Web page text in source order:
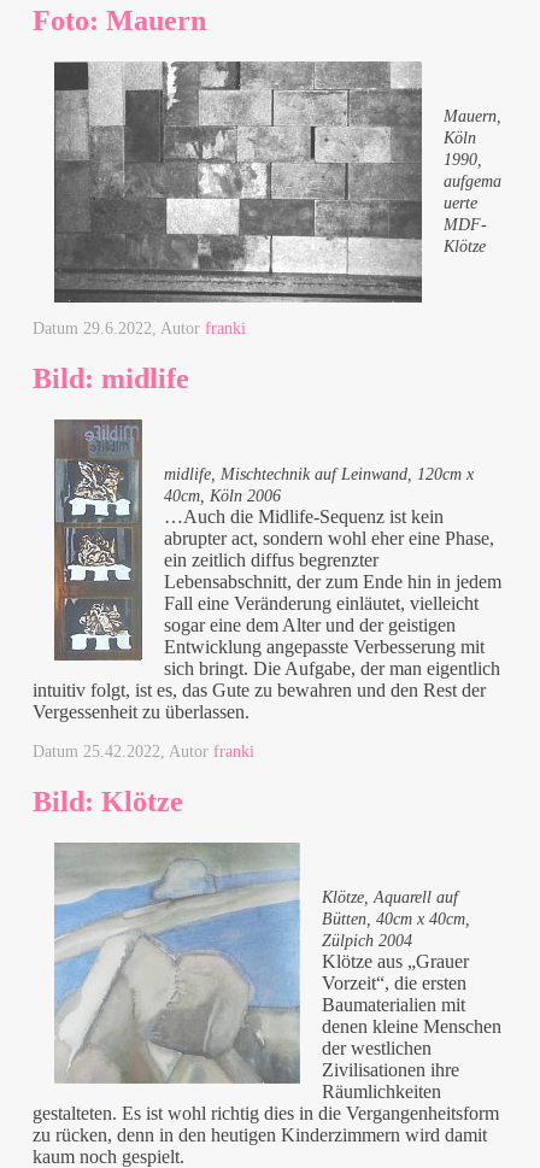
Foto: Mauern
Mauern,
Köln
1990,
aufgema
uerte
MDF-
Klötze
Datum 29.6.2022 , Autorfranki
Bild: midlife
midlife, Mischtechnik auf Leinwand, 120cm x
40cm, Köln 2006
…Auch die Midlife-Sequenz ist kein
abrupter act, sondern wohl eher eine Phase,
ein zeitlich diffus begrenzter
Lebensabschnitt, der zum Ende hin in jedem
Fall eine Veränderung einläutet, vielleicht
sogar eine dem Alter und der geistigen
Entwicklung angepasste Verbesserung mit
sich bringt. Die Aufgabe, der man eigentlich
intuitiv folgt, ist es, das Gute zu bewahren und den Rest der
Vergessenheit zu überlassen.
Datum 25.42.2022 , Autorfranki
Bild: Klötze
Klötze, Aquarell auf
Bütten, 40cm x 40cm,
Zülpich 2004
Klötze aus „Grauer
Vorzeit“, die ersten
Baumaterialien mit
denen kleine Menschen
der westlichen
Zivilisationen ihre
Räumlichkeiten
gestalteten. Es ist wohl richtig dies in die Vergangenheitsform
zu rücken, denn in den heutigen Kinderzimmern wird damit
kaum noch gespielt.